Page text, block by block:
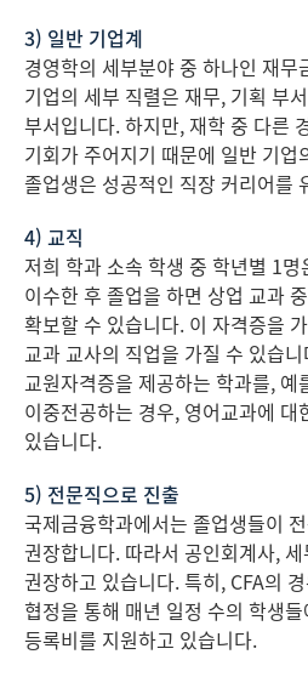
3) 일반 기업계
경영학의 세부분야 중 하나인 재
기업의 세부 직렬은 재무, 기획 부
부서입니다. 하지만, 재학 중 다른
기회가 주어지기 때문에 일반 기
졸업생은 성공적인 직장 커리어를
4) 교직
저희 학과 소속 학생 중 학년별 1
이수한 후 졸업을 하면 상업 교과
확보할 수 있습니다. 이 자격증을
교과 교사의 직업을 가질 수 있습
교원자격증을 제공하는 학과를, 예
이중전공하는 경우, 영어교과에
있습니다.
5) 전문직으로 진출
국제금융학과에서는 졸업생들이
권장합니다. 따라서 공인회계사,
권장하고 있습니다. 특히, CFA의
협정을 통해 매년 일정 수의 학생
등록비를 지원하고 있습니다.